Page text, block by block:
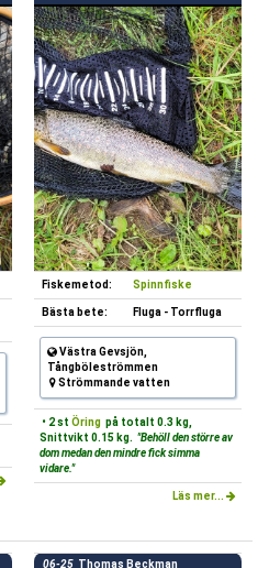
Fiskemetod: Spinnfiske
Bästa bete: Fluga - Torrfluga
Västra Gevsjön,
Tångböleströmmen
Strömmande vatten
• 2 st Öring på totalt 0.3 kg,
Snittvikt 0.15 kg. "Behöll den större av
dom medan den mindre fick simma
vidare."
Läs mer...
06-25 Thomas Beckman